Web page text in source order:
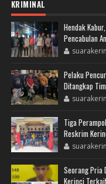
KRIMINAL
Hendak
Pencabulan
Pelaku
Ditangkap
Tiga
Reskrim
Seorang Pria
Kerinci